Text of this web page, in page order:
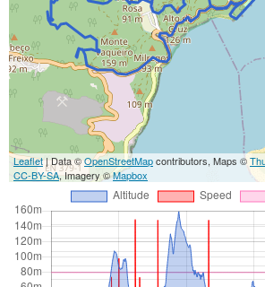
Leaflet| Data ©OpenStreetMapcontributors, Maps ©
CC-BY-SA, Imagery ©Mapbox